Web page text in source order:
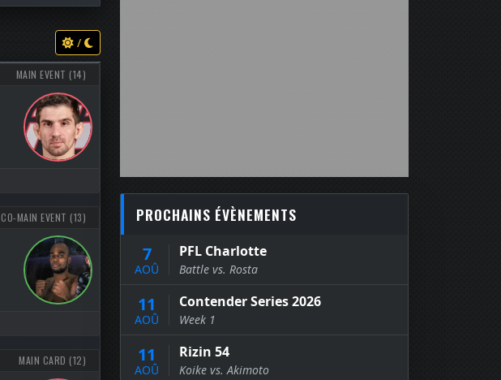
/
MAIN EVENT (14)
CO-MAIN EVENT (13)
MAIN CARD (12)
PROCHAINS ÉVÈNEMENTS
7
AOÛ
PFL Charlotte
Battle vs. Rosta
11
AOÛ
Contender Series 2026
Week 1
11
AOÛ
Rizin 54
Koike vs. Akimoto